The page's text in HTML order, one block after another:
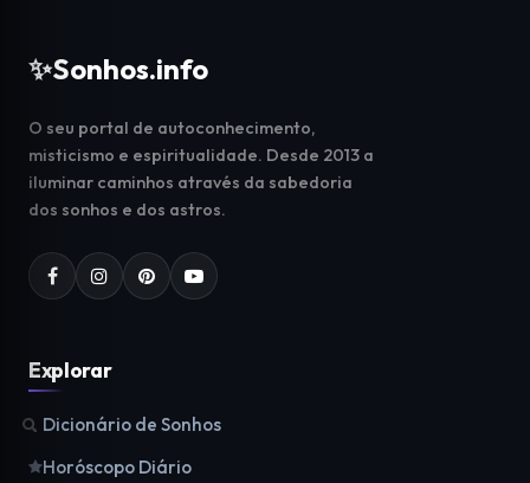
✨Sonhos.info
O seu portal de autoconhecimento,
misticismo e espiritualidade. Desde 2013 a
iluminar caminhos através da sabedoria
dos sonhos e dos astros.
Explorar
Dicionário de Sonhos
Horóscopo Diário